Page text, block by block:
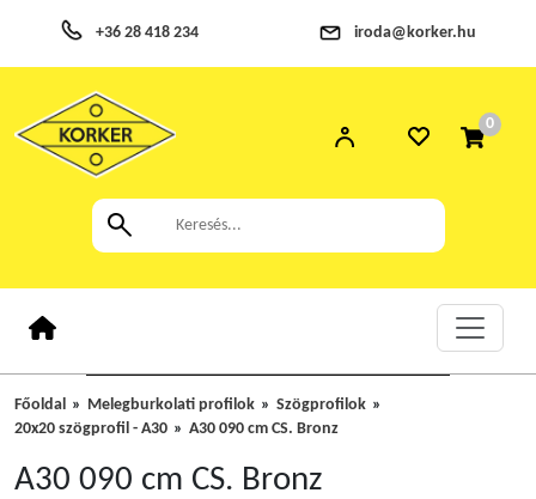
+36 28 418 234 iroda@korker.hu
0
Főoldal Melegburkolati profilok
Szögprofilok
20x20 szögprofil - A30
A30 090 cm CS. Bronz
A30 090 cm CS. Bronz